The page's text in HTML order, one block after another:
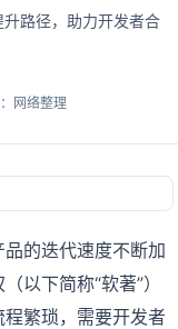
路径，助力开发者合
网络整理
的迭代速度不断加
以下简称“软著”）
繁琐，需要开发者